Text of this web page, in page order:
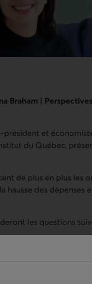
Braham |
président et
du Québec,
de plus en plus les
des dépenses
les questions
sont les
de l’emploi au
peuvent-ils contribuer